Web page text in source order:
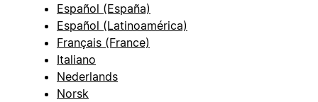
Español (España)
Español (Latinoamérica)
Français (France)
Italiano
Nederlands
Norsk